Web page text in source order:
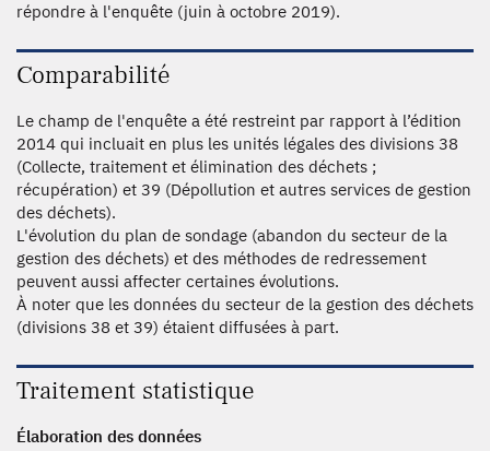
répondre à l'enquête (juin à octobre 2019).
Comparabilité
Le champ de l'enquête a été restreint par rapport à l’édition
2014 qui incluait en plus les unités légales des divisions 38
(Collecte, traitement et élimination des déchets ;
récupération) et 39 (Dépollution et autres services de gestion
des déchets).
L'évolution du plan de sondage (abandon du secteur de la
gestion des déchets) et des méthodes de redressement
peuvent aussi affecter certaines évolutions.
À noter que les données du secteur de la gestion des déchets
(divisions 38 et 39) étaient diffusées à part.
Traitement statistique
Élaboration des données